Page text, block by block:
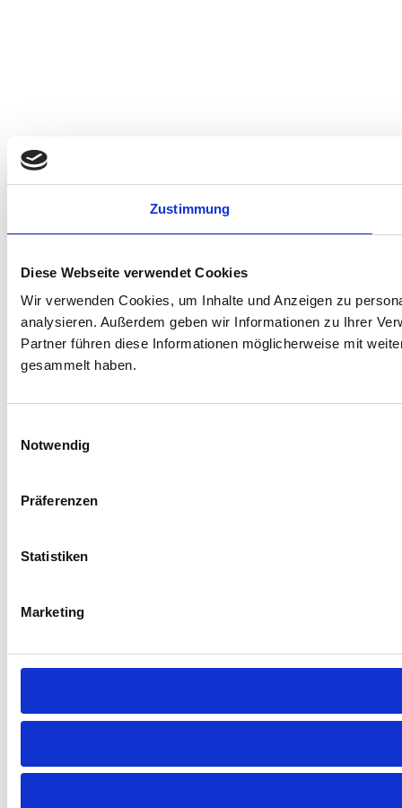
Zustimmung
Diese Webseite verwendet Cookies
Wir verwenden Cookies, um Inhalte und Anzeigen zu
analysieren. Außerdem geben wir Informationen zu Ihrer
Partner führen diese Informationen möglicherweise mit
gesammelt haben.
Notwendig
Präferenzen
Statistiken
Marketing